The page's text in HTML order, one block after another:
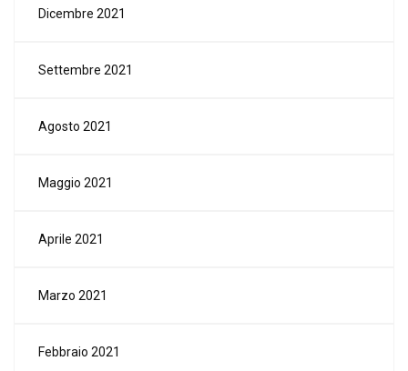
Dicembre 2021
Settembre 2021
Agosto 2021
Maggio 2021
Aprile 2021
Marzo 2021
Febbraio 2021